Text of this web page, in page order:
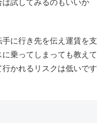
試してみるのもいいか
に行き先を伝え運賃を支
乗ってしまっても教えて
かれるリスクは低いです